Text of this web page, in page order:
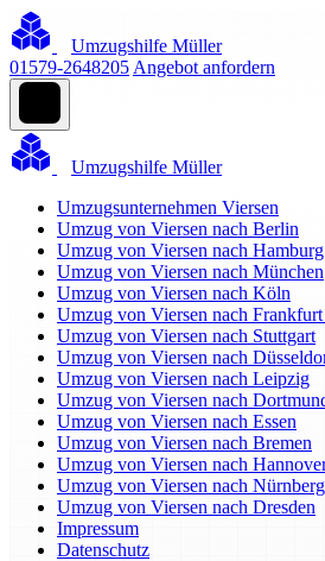
Umzugshilfe Müller
01579-2648205 Angebot anfordern
Umzugshilfe Müller
Umzugsunternehmen Viersen
Umzug von Viersen nach Berlin
Umzug von Viersen nach Hamburg
Umzug von Viersen nach München
Umzug von Viersen nach Köln
Umzug von Viersen nach
Umzug von Viersen nach Stuttgart
Umzug von Viersen nach
Umzug von Viersen nach Leipzig
Umzug von Viersen nach
Umzug von Viersen nach Essen
Umzug von Viersen nach Bremen
Umzug von Viersen nach
Umzug von Viersen nach Nürnberg
Umzug von Viersen nach Dresden
Impressum
Datenschutz